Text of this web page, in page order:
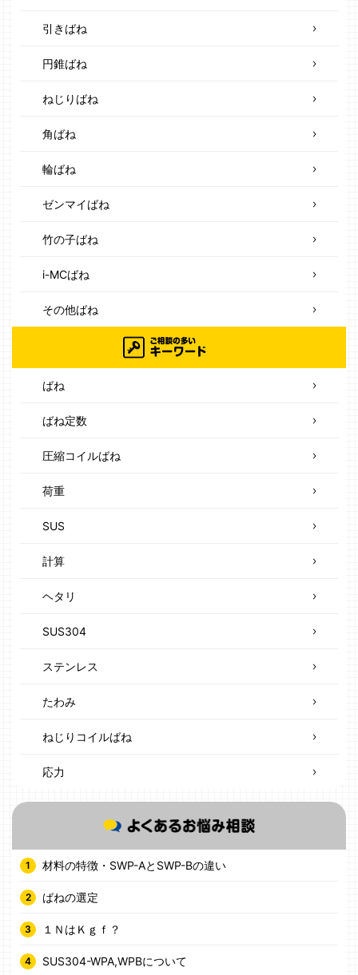
引きばね
円錐ばね
ねじりばね
角ばね
輪ばね
ゼンマイばね
竹の子ばね
i-MCばね
その他ばね
ばね
ばね定数
圧縮コイルばね
荷重
SUS
計算
ヘタリ
SUS304
ステンレス
たわみ
ねじりコイルばね
応力
材料の特徴・SWP-AとSWP-Bの違い
ばねの選定
１ＮはＫｇｆ？
SUS304-WPA,WPBについて